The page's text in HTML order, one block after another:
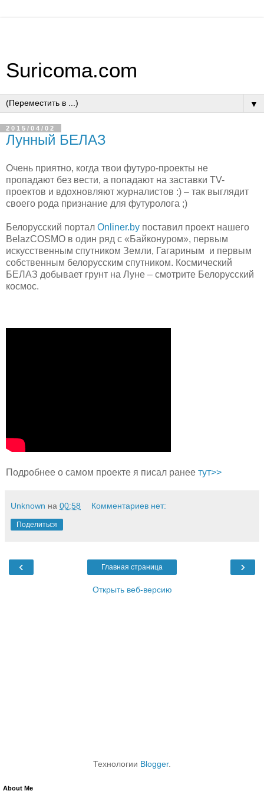
Suricoma.com
▼
2015/04/02
Лунный БЕЛАЗ
Очень приятно, когда твои футуро-проекты не
пропадают без вести, а попадают на заставки TV-
проектов и вдохновляют журналистов :) – так выглядит
своего рода признание для футуролога ;)
Белорусский портал Onliner.by поставил проект нашего
BelazCOSMO в один ряд с «Байконуром», первым
искусственным спутником Земли, Гагариным и первым
собственным белорусским спутником. Космический
БЕЛАЗ добывает грунт на Луне – смотрите Белорусский
космос.
Подробнее о самом проекте я писал ранее тут>>
Unknown на 00:58 Комментариев нет:
Поделиться
‹ ›
Главная страница
Открыть веб-версию
Технологии Blogger.
About Me